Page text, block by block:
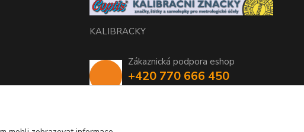
KALIBRACKY
Zákaznická podpora eshop
+420 770 666 450